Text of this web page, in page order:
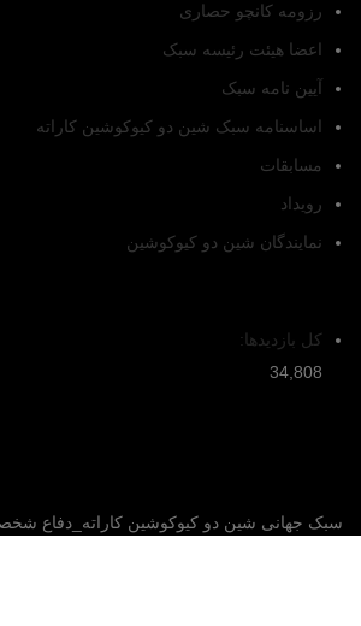
رزومه کانچو حصاری
اعضا هیئت رئیسه سبک
آیین نامه سبک
اساسنامه سبک شین دو کیوکوشین کاراته
مسابقات
رویداد
نمایندگان شین دو کیوکوشین
کل بازدیدها:
34,808
سبک جهانی شین دو کیوکوشین کاراته_دفاع